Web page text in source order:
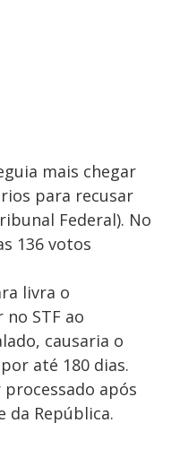
mais chegar
para recusar
Federal). No
136 votos
livra o
STF ao
causaria o
até 180 dias.
após
da República.